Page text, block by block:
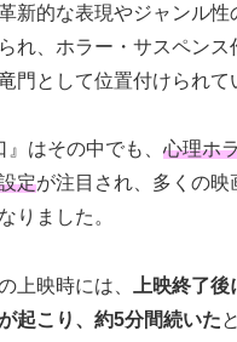
新的な表現やジャンル
れ、ホラー・サスペンス
門として位置付けられて
はその中でも、 心理ホ
定が注目され、多くの映
りました。
上映時には、
上映終了
起こり、約5分間続いた